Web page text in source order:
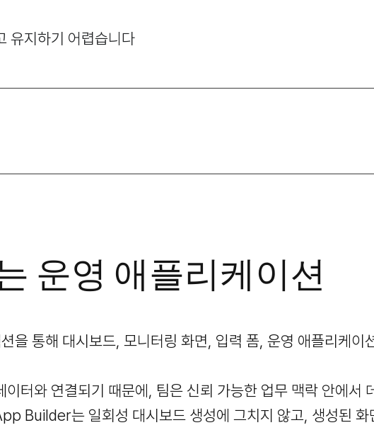
유지하기 어렵습니다
운영 애플리케이션
을 통해 대시보드, 모니터링 화면, 입력 폼, 운영 애플리케이
터와 연결되기 때문에, 팀은 신뢰 가능한 업무 맥락 안에서
Builder는 일회성 대시보드 생성에 그치지 않고, 생성된 화